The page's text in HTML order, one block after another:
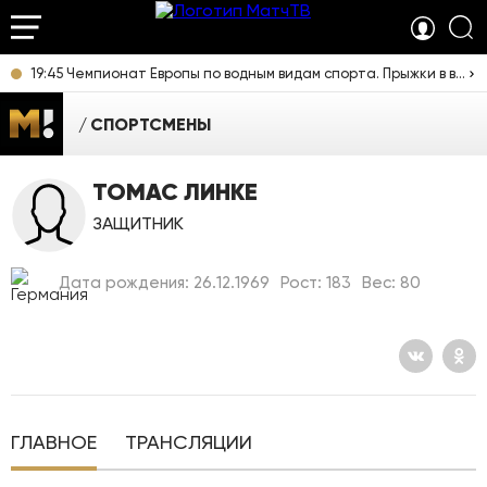
19:45 Чемпионат Европы по водным видам спорта. Прыжки в воду. Мужчины. Вышка. Прямая трансляция из Франции
СПОРТСМЕНЫ
ТОМАС ЛИНКЕ
ЗАЩИТНИК
Дата рождения: 26.12.1969 Рост: 183 Вес: 80
ГЛАВНОЕ ТРАНСЛЯЦИИ